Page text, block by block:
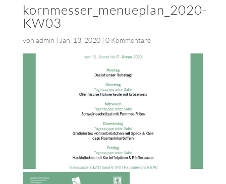
kornmesser_menueplan_2020-
KW03
von admin | Jan. 13, 2020| 0 Kommentare